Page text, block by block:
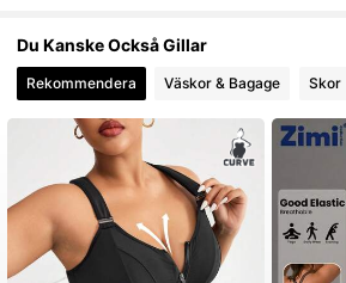
4.88 225K Följare
4.88 225K Följare
4.88 225K Följare
Du Kanske Också Gillar
Rekommendera Väskor & Bagage Skor